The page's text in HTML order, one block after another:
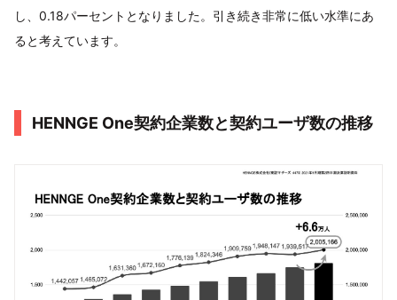
し、0.18パーセントとなりました。引き続き非常に低い水準にあ
ると考えています。
HENNGE One契約企業数と契約ユーザ数の推移